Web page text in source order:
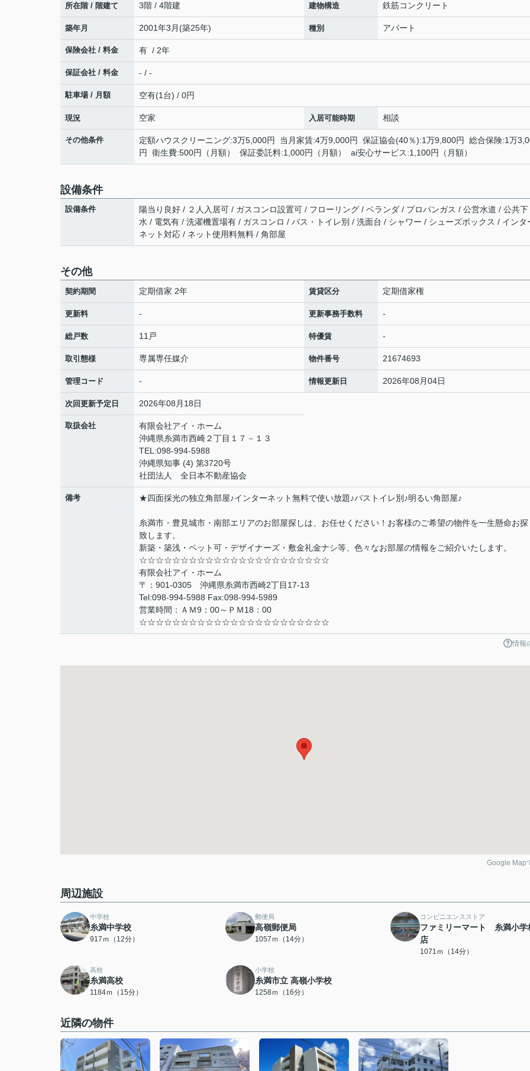
所在階 / 階建て 3階 / 4階建 建物構造 鉄筋コンクリート
築年月 2001年3月(築25年) 種別 アパート
保険会社 / 料金 有 / 2年
保証会社 / 料金 - / -
駐車場 / 月額 空有(1台) / 0円
現況 空家 入居可能時期 相談
その他条件
定額ハウスクリーニング:3万5,000円 当月家賃:4万9,000円 保証協会(40％):1万9,800円 総合保険:1万
円 衛生費:500円（月額） 保証委託料:1,000円（月額） ai安心サービス:1,100円（月額）
設備条件
設備条件
陽当り良好 / ２人入居可 / ガスコンロ設置可 / フローリング / ベランダ / プロパンガス / 公営水道 / 公共下
水 / 電気有 / 洗濯機置場有 / ガスコンロ / バス・トイレ別 / 洗面台 / シャワー / シューズボックス / インタ
ネット対応 / ネット使用料無料 / 角部屋
その他
契約期間 定期借家 2年 賃貸区分 定期借家権
更新料 - 更新事務手数料 -
総戸数 11戸 特優賃 -
取引態様 専属専任媒介 物件番号 21674693
管理コード - 情報更新日 2026年08月04日
次回更新予定日 2026年08月18日
取扱会社
有限会社アイ・ホーム
沖縄県糸満市西崎２丁目１７－１３
TEL:098-994-5988
沖縄県知事 (4) 第3720号
社団法人 全日本不動産協会
備考 ★四面採光の独立角部屋♪インターネット無料で使い放題♪バストイレ別♪明るい角部屋♪
糸満市・豊見城市・南部エリアのお部屋探しは、お任せください！お客様のご希望の物件を一生懸命お探
致します。
新築・築浅・ペット可・デザイナーズ・敷金礼金ナシ等、色々なお部屋の情報をご紹介いたします。
☆☆☆☆☆☆☆☆☆☆☆☆☆☆☆☆☆☆☆☆☆☆☆
有限会社アイ・ホーム
〒：901-0305 沖縄県糸満市西崎2丁目17-13
Tel:098-994-5988 Fax:098-994-5989
営業時間：ＡＭ9：00～ＰＭ18：00
☆☆☆☆☆☆☆☆☆☆☆☆☆☆☆☆☆☆☆☆☆☆☆
情報
Google Map
周辺施設
中学校
糸満中学校
917ｍ（12分）
郵便局
高嶺郵便局
1057ｍ（14分）
コンビニエンスストア
ファミリーマート 糸満小学
店
1071ｍ（14分）
高校
糸満高校
1184ｍ（15分）
小学校
糸満市立 高嶺小学校
1258ｍ（16分）
近隣の物件